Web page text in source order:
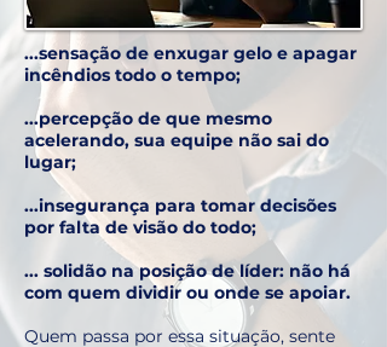
...sensação de enxugar gelo e apagar
incêndios todo o tempo;
...percepção de que mesmo
acelerando, sua equipe não sai do
lugar;
...insegurança para tomar decisões
por falta de visão do todo;
... solidão na posição de líder: não há
com quem dividir ou onde se apoiar.
Quem passa por essa situação, sente